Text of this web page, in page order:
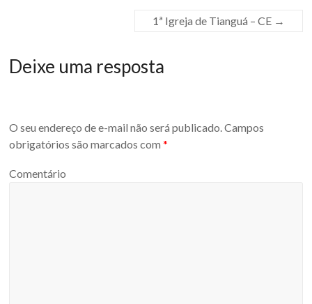
1ª Igreja de Tianguá – CE →
Deixe uma resposta
O seu endereço de e-mail não será publicado.Campos
obrigatórios são marcados com*
Comentário